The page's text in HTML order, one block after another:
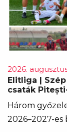
2026.
Elitliga |
csaták
Három
2026–2027-es